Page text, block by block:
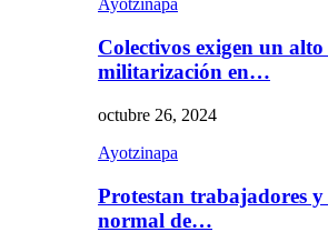
Ayotzinapa
Colectivos exigen un alto
militarización en…
octubre 26, 2024
Ayotzinapa
Protestan trabajadores y
normal de…